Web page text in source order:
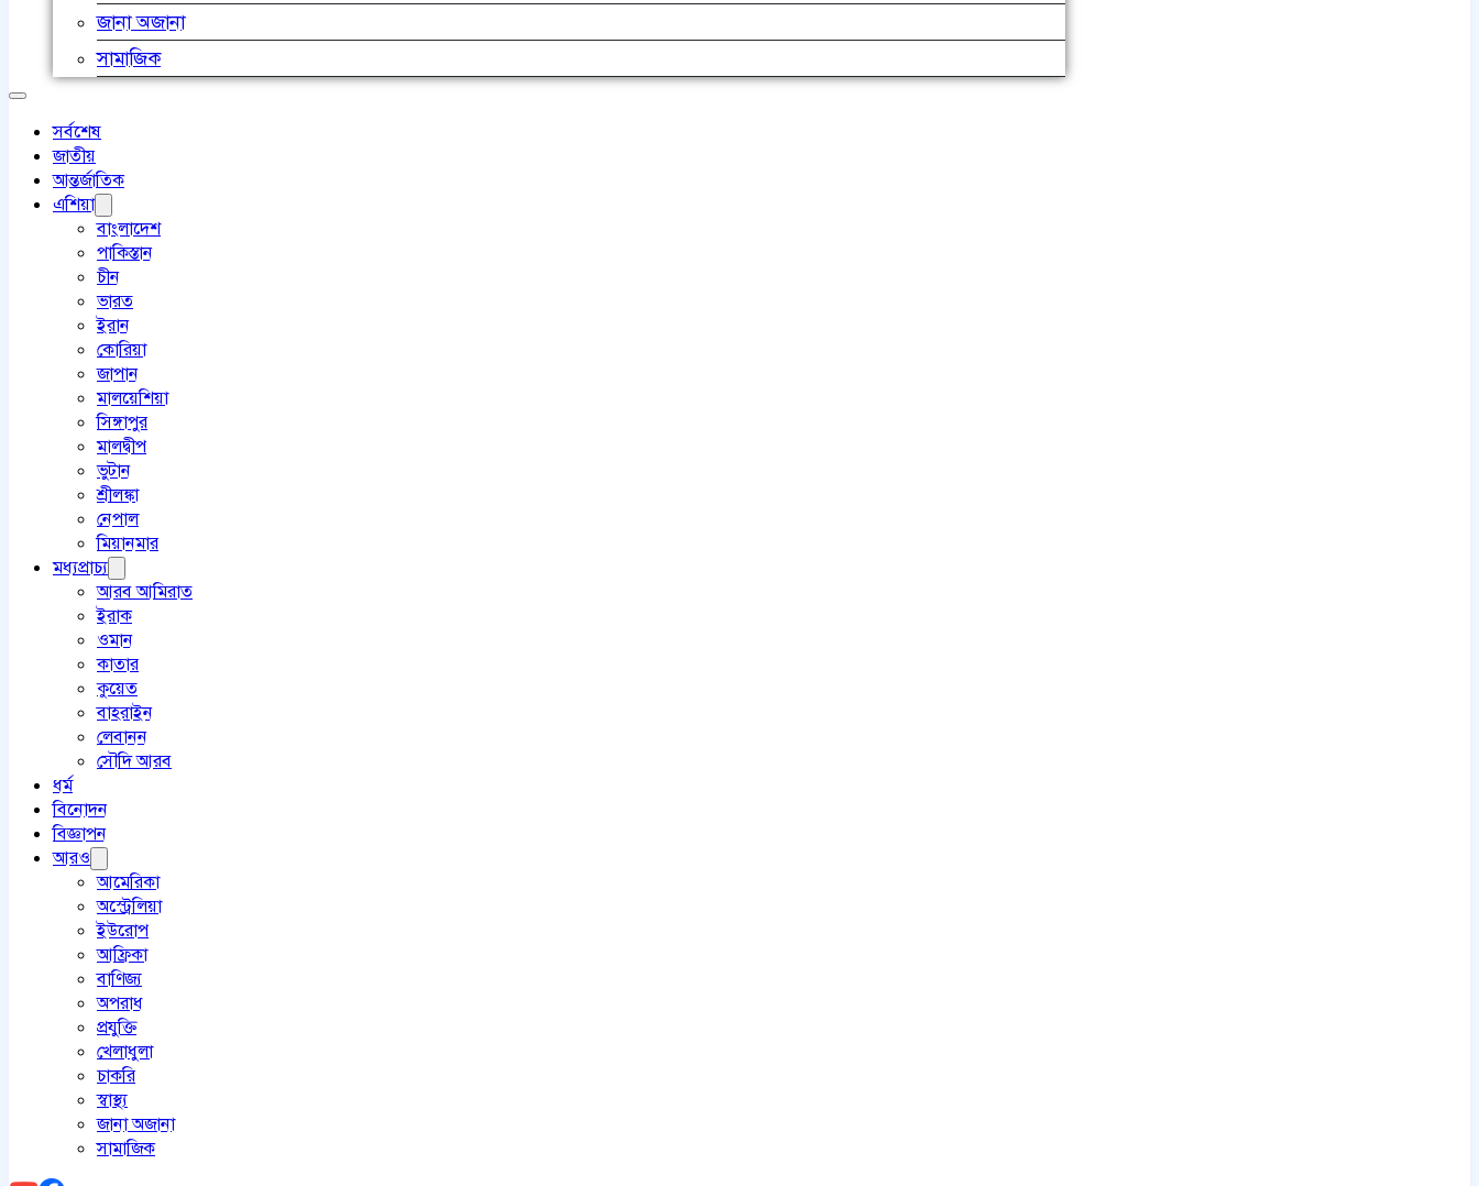
জানা অজানা
সামাজিক
সর্বশেষ
জাতীয়
আন্তর্জাতিক
এশিয়া
বাংলাদেশ
পাকিস্তান
চীন
ভারত
ইরান
কোরিয়া
জাপান
মালয়েশিয়া
সিঙ্গাপুর
মালদ্বীপ
ভুটান
শ্রীলঙ্কা
নেপাল
মিয়ানমার
মধ্যপ্রাচ্য
আরব আমিরাত
ইরাক
ওমান
কাতার
কুয়েত
বাহরাইন
লেবানন
সৌদি আরব
ধর্ম
বিনোদন
বিজ্ঞাপন
আরও
আমেরিকা
অস্ট্রেলিয়া
ইউরোপ
আফ্রিকা
বাণিজ্য
অপরাধ
প্রযুক্তি
খেলাধুলা
চাকরি
স্বাস্থ্য
জানা অজানা
সামাজিক